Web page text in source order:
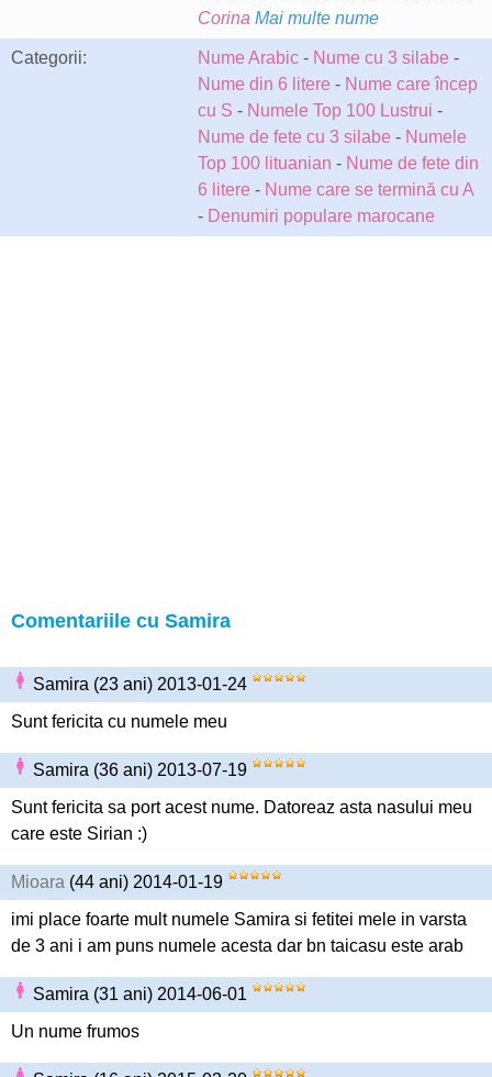
Corina Mai multe nume
Categorii: Nume Arabic - Nume cu 3 silabe -
Nume din 6 litere - Nume care încep
cu S - Numele Top 100 Lustrui -
Nume de fete cu 3 silabe - Numele
Top 100 lituanian - Nume de fete din
6 litere - Nume care se termină cu A
- Denumiri populare marocane
Comentariile cu Samira
Samira (23 ani) 2013-01-24
Sunt fericita cu numele meu
Samira (36 ani) 2013-07-19
Sunt fericita sa port acest nume. Datoreaz asta nasului meu
care este Sirian :)
Mioara (44 ani) 2014-01-19
imi place foarte mult numele Samira si fetitei mele in varsta
de 3 ani i am puns numele acesta dar bn taicasu este arab
Samira (31 ani) 2014-06-01
Un nume frumos